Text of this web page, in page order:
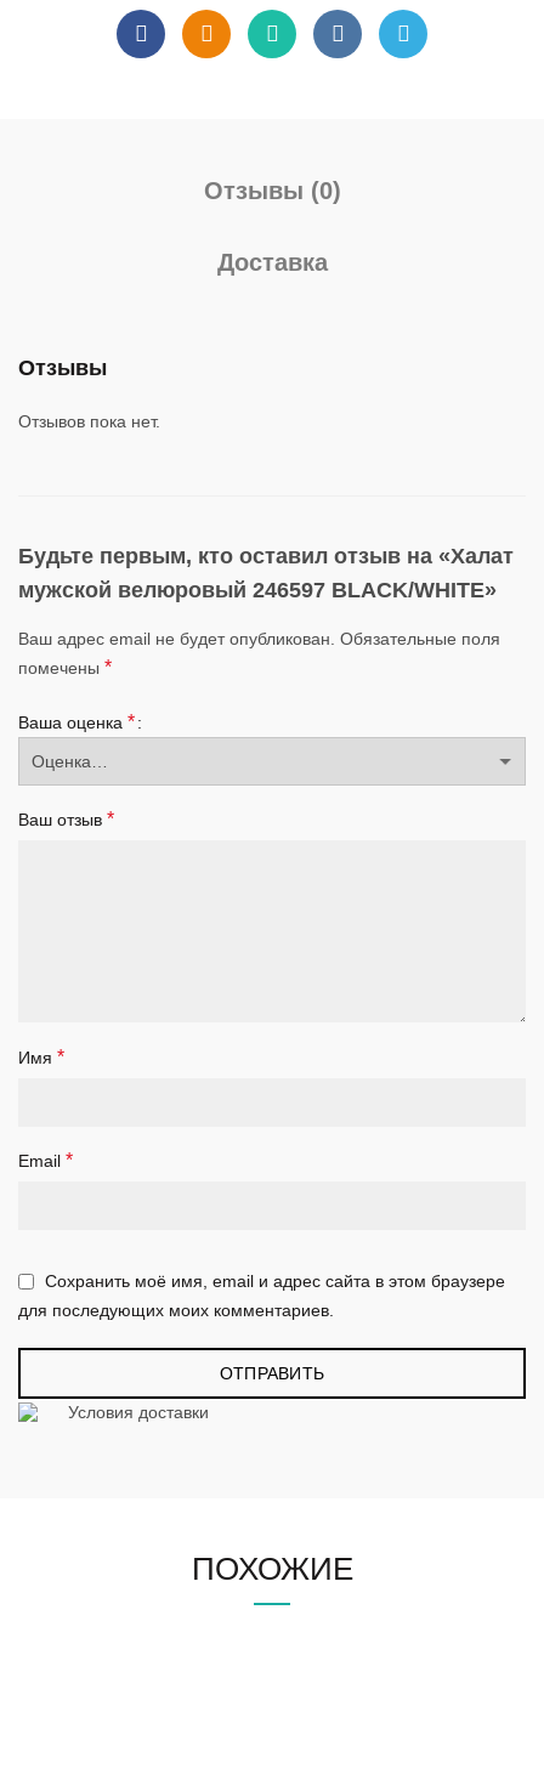
Отзывы (0)
Доставка
Отзывы
Отзывов пока нет.
Будьте первым, кто оставил отзыв на «Халат
мужской велюровый 246597 BLACK/WHITE»
Ваш адрес email не будет опубликован. Обязательные поля
помечены *
Ваша оценка *
Ваш отзыв *
Имя *
Email *
Сохранить моё имя, email и адрес сайта в этом браузере
для последующих моих комментариев.
Условия доставки
ПОХОЖИЕ